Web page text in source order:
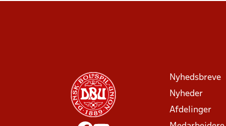
Nyhedsbreve
Nyheder
Afdelinger